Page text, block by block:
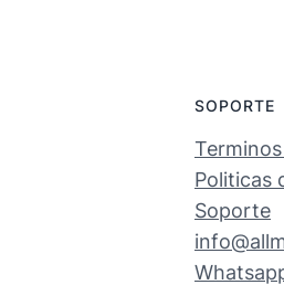
SOPORTE
Politicas
Soporte